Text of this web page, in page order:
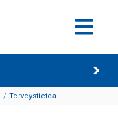
Terveystietoa